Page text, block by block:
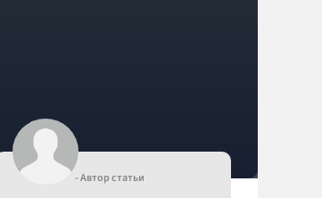
- Автор статьи